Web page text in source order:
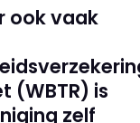
ook vaak
(WBTR) is
zelf